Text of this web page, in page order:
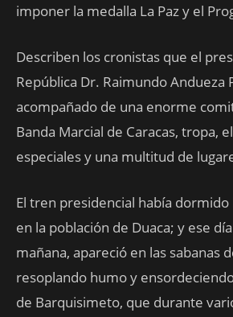
imponer la medalla La Paz y el
Describen los cronistas que el
República Dr. Raimundo Andueza
acompañado de una enorme
Banda Marcial de Caracas, tropa,
especiales y una multitud de
El tren presidencial había
en la población de Duaca; y ese
mañana, apareció en las sabanas
resoplando humo y
de Barquisimeto, que durante